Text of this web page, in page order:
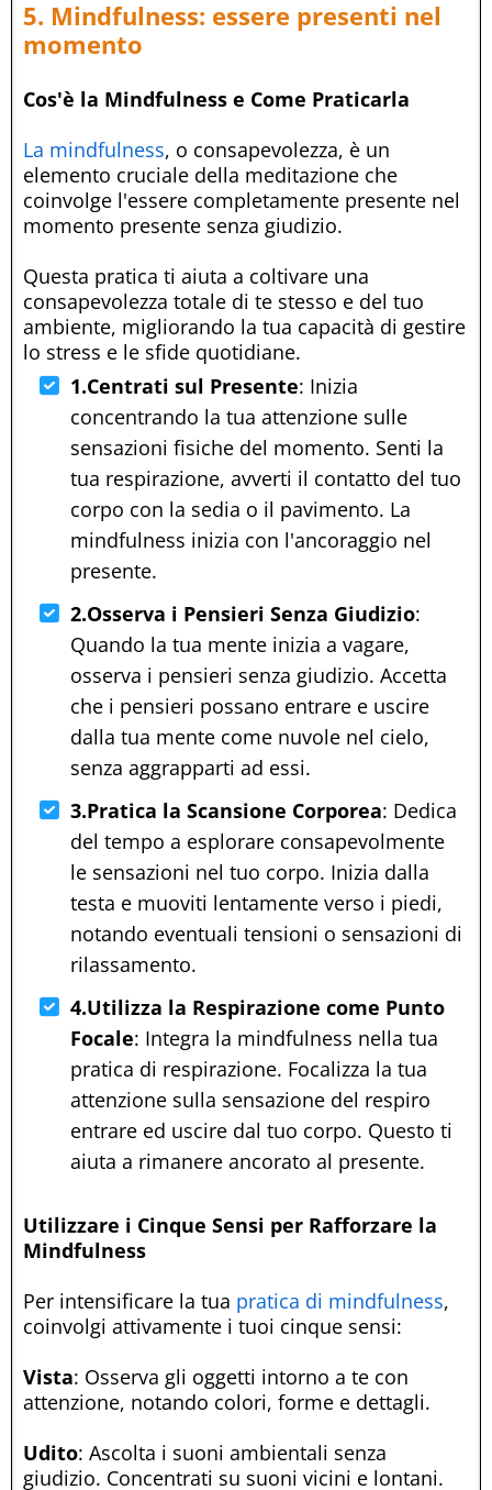
5. Mindfulness: essere presenti nel
momento
Cos'è la Mindfulness e Come Praticarla
La mindfulness, o consapevolezza, è un
elemento cruciale della meditazione che
coinvolge l'essere completamente presente nel
momento presente senza giudizio.
Questa pratica ti aiuta a coltivare una
consapevolezza totale di te stesso e del tuo
ambiente, migliorando la tua capacità di gestire
lo stress e le sfide quotidiane.
1.Centrati sul Presente: Inizia
concentrando la tua attenzione sulle
sensazioni fisiche del momento. Senti la
tua respirazione, avverti il contatto del tuo
corpo con la sedia o il pavimento. La
mindfulness inizia con l'ancoraggio nel
presente.
2.Osserva i Pensieri Senza Giudizio:
Quando la tua mente inizia a vagare,
osserva i pensieri senza giudizio. Accetta
che i pensieri possano entrare e uscire
dalla tua mente come nuvole nel cielo,
senza aggrapparti ad essi.
3.Pratica la Scansione Corporea: Dedica
del tempo a esplorare consapevolmente
le sensazioni nel tuo corpo. Inizia dalla
testa e muoviti lentamente verso i piedi,
notando eventuali tensioni o sensazioni di
rilassamento.
4.Utilizza la Respirazione come Punto
Focale: Integra la mindfulness nella tua
pratica di respirazione. Focalizza la tua
attenzione sulla sensazione del respiro
entrare ed uscire dal tuo corpo. Questo ti
aiuta a rimanere ancorato al presente.
Utilizzare i Cinque Sensi per Rafforzare la
Mindfulness
Per intensificare la tua pratica di mindfulness,
coinvolgi attivamente i tuoi cinque sensi:
Vista: Osserva gli oggetti intorno a te con
attenzione, notando colori, forme e dettagli.
Udito: Ascolta i suoni ambientali senza
giudizio. Concentrati su suoni vicini e lontani.